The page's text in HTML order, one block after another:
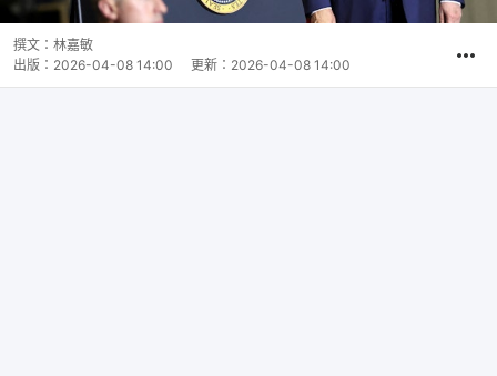
撰文： 林嘉敏
出版： 2026-04-08 14:00 更新： 2026-04-08 14:00